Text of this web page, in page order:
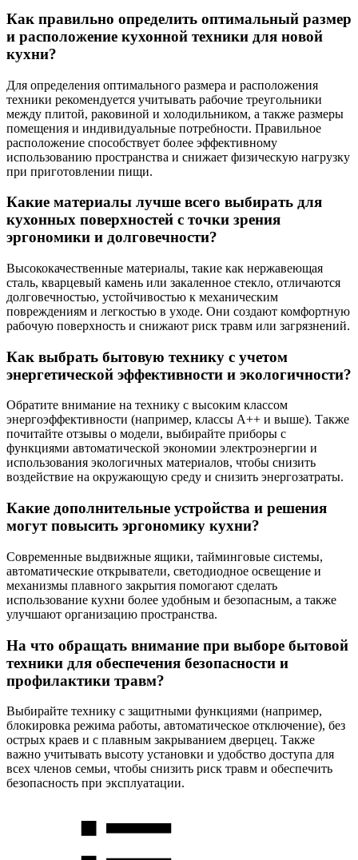
Как правильно определить оптимальный размер
и расположение кухонной техники для новой
кухни?
Для определения оптимального размера и расположения
техники рекомендуется учитывать рабочие треугольники
между плитой, раковиной и холодильником, а также размеры
помещения и индивидуальные потребности. Правильное
расположение способствует более эффективному
использованию пространства и снижает физическую нагрузку
при приготовлении пищи.
Какие материалы лучше всего выбирать для
кухонных поверхностей с точки зрения
эргономики и долговечности?
Высококачественные материалы, такие как нержавеющая
сталь, кварцевый камень или закаленное стекло, отличаются
долговечностью, устойчивостью к механическим
повреждениям и легкостью в уходе. Они создают комфортную
рабочую поверхность и снижают риск травм или загрязнений.
Как выбрать бытовую технику с учетом
энергетической эффективности и экологичности?
Обратите внимание на технику с высоким классом
энергоэффективности (например, классы А++ и выше). Также
почитайте отзывы о модели, выбирайте приборы с
функциями автоматической экономии электроэнергии и
использования экологичных материалов, чтобы снизить
воздействие на окружающую среду и снизить энергозатраты.
Какие дополнительные устройства и решения
могут повысить эргономику кухни?
Современные выдвижные ящики, тайминговые системы,
автоматические открыватели, светодиодное освещение и
механизмы плавного закрытия помогают сделать
использование кухни более удобным и безопасным, а также
улучшают организацию пространства.
На что обращать внимание при выборе бытовой
техники для обеспечения безопасности и
профилактики травм?
Выбирайте технику с защитными функциями (например,
блокировка режима работы, автоматическое отключение), без
острых краев и с плавным закрыванием дверцец. Также
важно учитывать высоту установки и удобство доступа для
всех членов семьи, чтобы снизить риск травм и обеспечить
безопасность при эксплуатации.